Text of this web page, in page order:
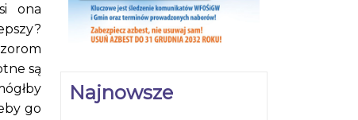
ona
są
go
Najnowsze